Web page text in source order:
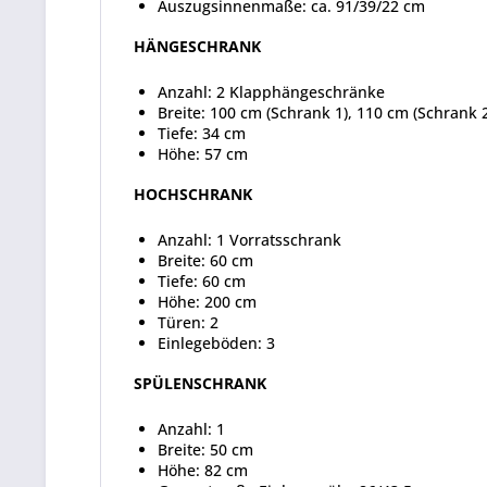
Auszugsinnenmaße: ca. 91/39/22 cm
HÄNGESCHRANK
Anzahl: 2 Klapphängeschränke
Breite: 100 cm (Schrank 1), 110 cm (Schrank
Tiefe: 34 cm
Höhe: 57 cm
HOCHSCHRANK
Anzahl: 1 Vorratsschrank
Breite: 60 cm
Tiefe: 60 cm
Höhe: 200 cm
Türen: 2
Einlegeböden: 3
SPÜLENSCHRANK
Anzahl: 1
Breite: 50 cm
Höhe: 82 cm